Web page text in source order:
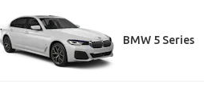
BMW 5 Series